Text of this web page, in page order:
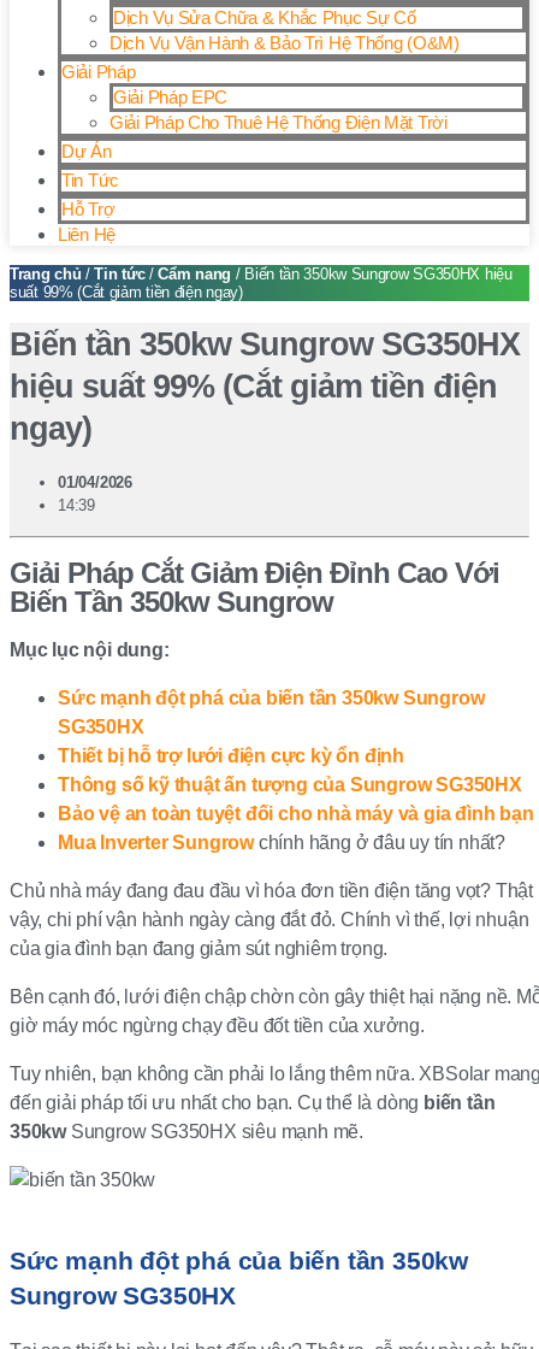
Dịch Vụ Sửa Chữa & Khắc Phục Sự Cố
Dịch Vụ Vận Hành & Bảo Trì Hệ Thống (O&M)
Giải Pháp
Giải Pháp EPC
Giải Pháp Cho Thuê Hệ Thống Điện Mặt Trời
Dự Án
Tin Tức
Hỗ Trợ
Liên Hệ
Trang chủ /Tin tức/Cẩm nang / Biến tần 350kw Sungrow SG350HX hiệu
suất 99% (Cắt giảm tiền điện ngay)
Biến tần 350kw Sungrow SG350HX
hiệu suất 99% (Cắt giảm tiền điện
ngay)
01/04/2026
14:39
Giải Pháp Cắt Giảm Điện Đỉnh Cao Với
Biến Tần 350kw Sungrow
Mục lục nội dung:
Sức mạnh đột phá của biến tần 350kw Sungrow
SG350HX
Thiết bị hỗ trợ lưới điện cực kỳ ổn định
Thông số kỹ thuật ấn tượng của Sungrow SG350HX
Bảo vệ an toàn tuyệt đối cho nhà máy và gia đình bạn
Mua Inverter Sungrowchính hãng ở đâu uy tín nhất?
Chủ nhà máy đang đau đầu vì hóa đơn tiền điện tăng vọt? Thật
vậy, chi phí vận hành ngày càng đắt đỏ. Chính vì thế, lợi nhuận
của gia đình bạn đang giảm sút nghiêm trọng.
Bên cạnh đó, lưới điện chập chờn còn gây thiệt hại nặng nề.
giờ máy móc ngừng chạy đều đốt tiền của xưởng.
Tuy nhiên, bạn không cần phải lo lắng thêm nữa. XBSolar
đến giải pháp tối ưu nhất cho bạn. Cụ thể là dòng biến tần
350kwSungrow SG350HX siêu mạnh mẽ.
Sức mạnh đột phá của biến tần 350kw
Sungrow SG350HX